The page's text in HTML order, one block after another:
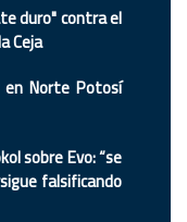
duro" contra el
Ceja
Norte Potosí
sobre Evo: “se
falsificando